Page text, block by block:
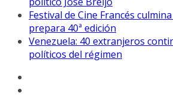
Festival de Cine Francés
prepara 40ª edición
Venezuela: 40 extranjeros
políticos del régimen